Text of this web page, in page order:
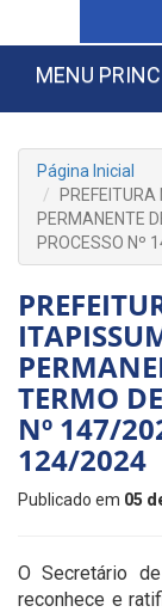
MENU
Página Inicial
PERMANENTE
PROCESSO Nº
TERMO
Nº 147/
124/2024
Publicado em 05
O Secretário de
reconhece e